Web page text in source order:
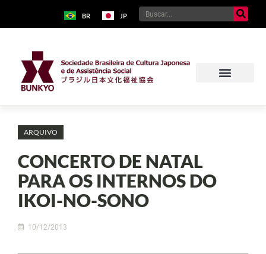
BR JP
ARQUIVO
CONCERTO DE NATAL
PARA OS INTERNOS DO
IKOI-NO-SONO
10/12/2013